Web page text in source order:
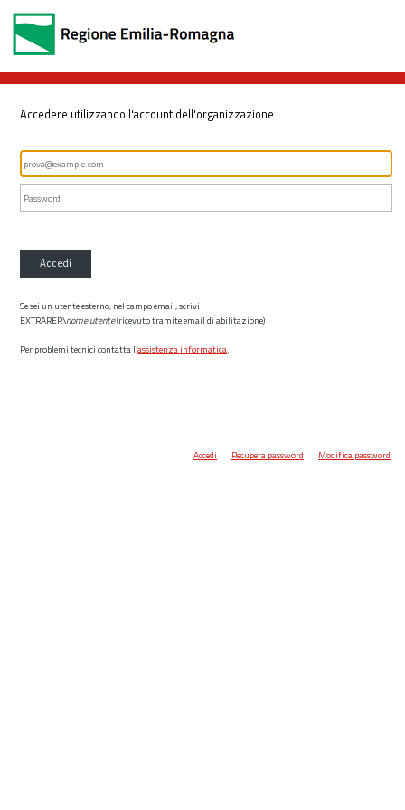
Accedere utilizzando l'account dell'organizzazione
Accedi
Se sei un utente esterno, nel campo email, scrivi
EXTRARER\nome utente(ricevuto tramite email di abilitazione)
Per problemi tecnici contatta l’assistenza informatica.
Accedi Recupera password Modifica password